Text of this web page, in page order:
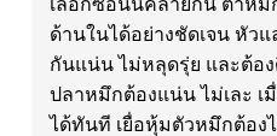
เลือกซื้อนั้นคล้ายกัน ตาหมึ
ด้านในได้อย่างชัดเจน หัว
กันแน่น ไม่หลุดรุ่ย และต้อ
ปลาหมึกต้องแน่น ไม่เละ
ได้ทันที เยื่อหุ้มตัวหมึกต้อง